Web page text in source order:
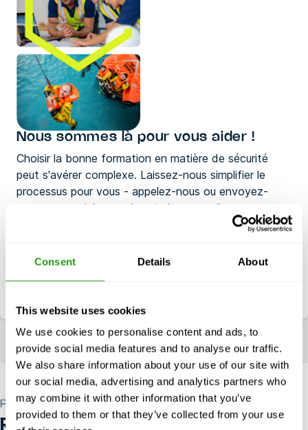
Consent Details About
This website uses cookies
We use cookies to personalise content and ads, to
provide social media features and to analyse our traffic.
We also share information about your use of our site with
our social media, advertising and analytics partners who
may combine it with other information that you’ve
provided to them or that they’ve collected from your use
Nous sommes là pour vous aider !
Choisir la bonne formation en matière de sécurité
peut s'avérer complexe. Laissez-nous simplifier le
processus pour vous - appelez-nous ou envoyez-
nous un courriel pour obtenir des conseils sur mesure.
+1 337 451 4685
Courriel
PLUS DE 450 COURS CERTIFIÉS
RECHERCHE DE COURS